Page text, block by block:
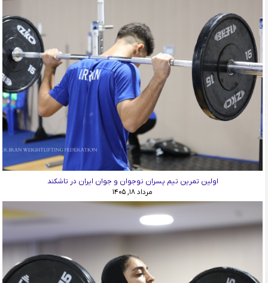
اولین تمرین تیم پسران نوجوان و جوان ایران در تاشکند
مرداد ۱۸, ۱۴۰۵